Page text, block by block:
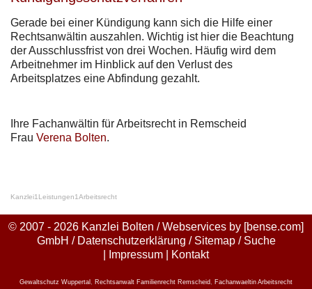
Gerade bei einer Kündigung kann sich die Hilfe einer
Rechtsanwältin auszahlen. Wichtig ist hier die Beachtung
der Ausschlussfrist von drei Wochen. Häufig wird dem
Arbeitnehmer im Hinblick auf den Verlust des
Arbeitsplatzes eine Abfindung gezahlt.
Ihre Fachanwältin für Arbeitsrecht in Remscheid
Frau Verena Bolten.
Kanzlei1 Leistungen1Arbeitsrecht
© 2007 - 2026 Kanzlei Bolten / Webservices by [bense.com]
GmbH / Datenschutzerklärung / Sitemap/ Suche
Impressum Kontakt
Gewaltschutz Wuppertal Rechtsanwalt Familienrecht Remscheid Fachanwaeltin Arbeitsrecht